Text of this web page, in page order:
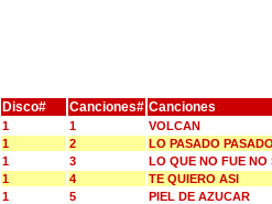
Disco# Canciones# Canciones
1 1
VOLCAN
1
2
LO PASADO
1
3
LO QUE NO FUE NO
1
4
TE QUIERO ASI
1
5
PIEL DE AZUCAR